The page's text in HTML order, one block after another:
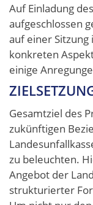
Auf Einladung
aufgeschlossen
auf einer
konkreten
einige
Gesamtziel des
zukünftigen
zu beleuchten.
Angebot der
strukturierter